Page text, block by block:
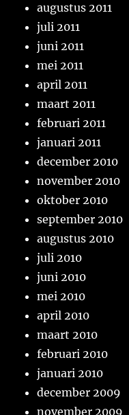
augustus 2011
juli 2011
juni 2011
mei 2011
april 2011
maart 2011
februari 2011
januari 2011
december 2010
november 2010
oktober 2010
september 2010
augustus 2010
juli 2010
juni 2010
mei 2010
april 2010
maart 2010
februari 2010
januari 2010
december 2009
november 2009